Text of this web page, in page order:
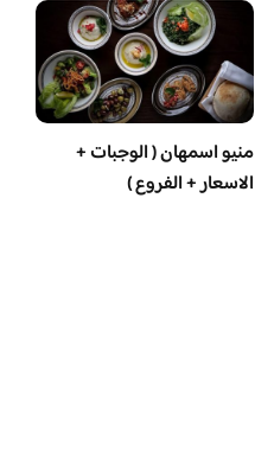
منيو اسمهان ( الوجبات +
الاسعار + الفروع )